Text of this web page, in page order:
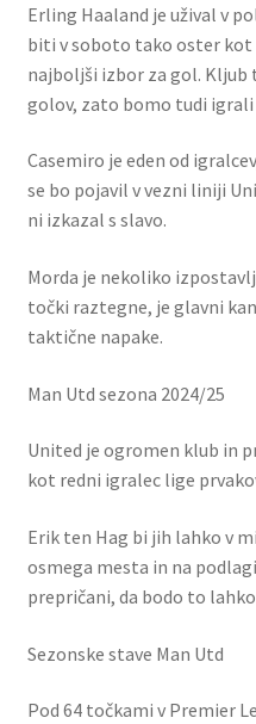
Erling Haaland je užival v
biti v soboto tako oster kot
najboljši izbor za gol. Kljub
golov, zato bomo tudi igrali
Casemiro je eden od
se bo pojavil v vezni liniji
ni izkazal s slavo.
Morda je nekoliko
točki raztegne, je glavni
taktične napake.
Man Utd sezona 2024/25
United je ogromen klub in
kot redni igralec lige
Erik ten Hag bi jih lahko v
osmega mesta in na
prepričani, da bodo to
Sezonske stave Man Utd
Pod 64 točkami v Premier